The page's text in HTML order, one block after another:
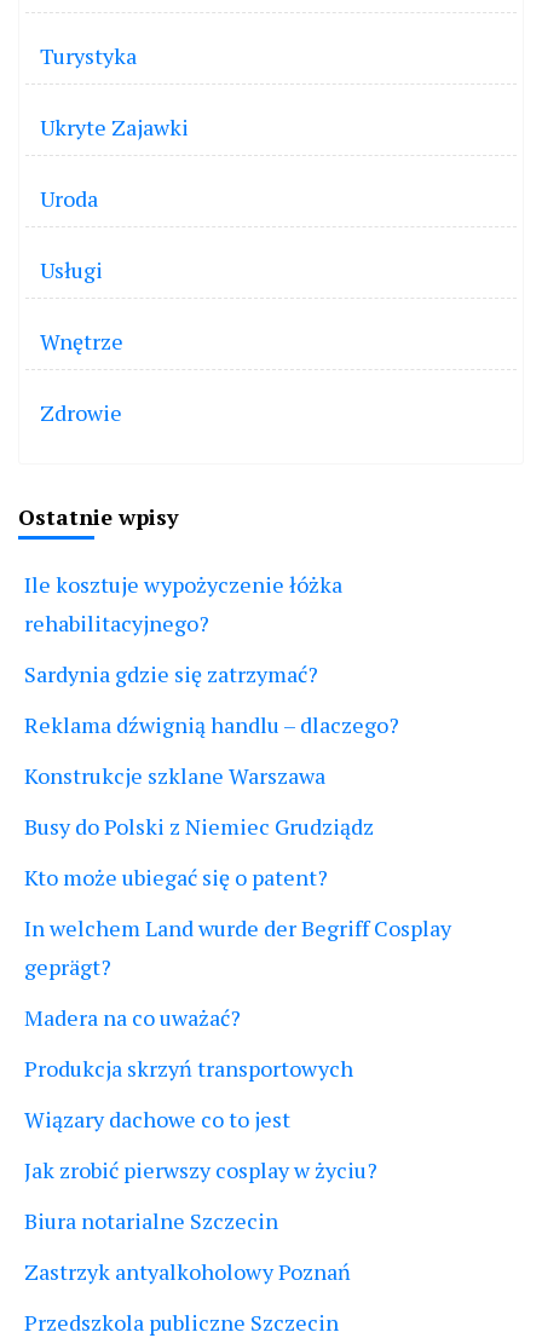
Turystyka
Ukryte Zajawki
Uroda
Usługi
Wnętrze
Zdrowie
Ostatnie wpisy
Ile kosztuje wypożyczenie łóżka
rehabilitacyjnego?
Sardynia gdzie się zatrzymać?
Reklama dźwignią handlu – dlaczego?
Konstrukcje szklane Warszawa
Busy do Polski z Niemiec Grudziądz
Kto może ubiegać się o patent?
In welchem Land wurde der Begriff Cosplay
geprägt?
Madera na co uważać?
Produkcja skrzyń transportowych
Wiązary dachowe co to jest
Jak zrobić pierwszy cosplay w życiu?
Biura notarialne Szczecin
Zastrzyk antyalkoholowy Poznań
Przedszkola publiczne Szczecin